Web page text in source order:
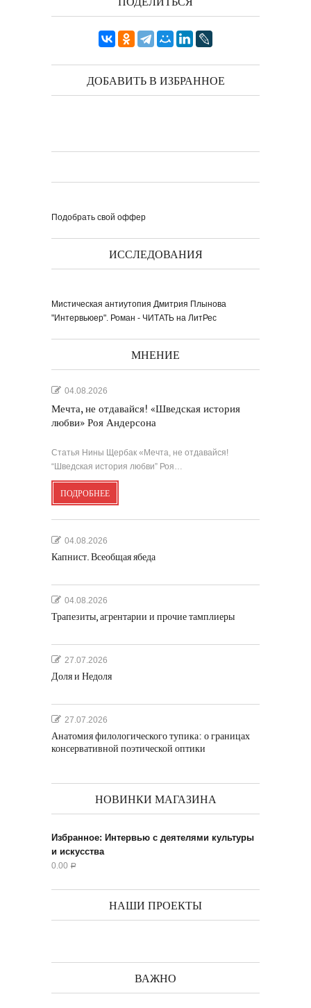
ДОБАВИТЬ В ИЗБРАННОЕ
Подобрать свой оффер
ИССЛЕДОВАНИЯ
Мистическая антиутопия Дмитрия Плынова
"Интервьюер". Роман - ЧИТАТЬ на ЛитРес
МНЕНИЕ
04.08.2026
Мечта, не отдавайся! «Шведская история
любви» Роя Андерсона
Статья Нины Щербак «Мечта, не отдавайся!
“Шведская история любви” Роя…
ПОДРОБНЕЕ
04.08.2026
Капнист. Всеобщая ябеда
04.08.2026
Трапезиты, агрентарии и прочие тамплиеры
27.07.2026
Доля и Недоля
27.07.2026
Анатомия филологического тупика: о границах
консервативной поэтической оптики
НОВИНКИ МАГАЗИНА
Избранное: Интервью с деятелями культуры
и искусства
0.00 Р
НАШИ ПРОЕКТЫ
ВАЖНО